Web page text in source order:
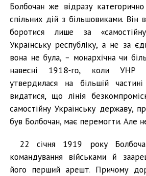
Болбочан же відразу
спільних дій з більшовиками. Він
боротися лише за
Українську республіку, а не за
вона не була, – монархічна чи
навесні 1918-го, коли УНР
утвердилася на більшій
видатися, що лінія
самостійну Українську державу,
був Болбочан, має перемогти. Але
22 січня 1919 року
командування військами й
його перший арешт. Причому